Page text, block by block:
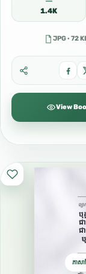
1.4K
JPG · 72
View